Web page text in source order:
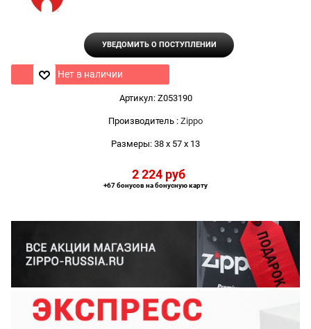
УВЕДОМИТЬ О ПОСТУПЛЕНИИ
Нет в наличии
Артикул: Z053190
Производитель : Zippo
Размеры: 38 x 57 x 13
2 224 руб
+67 бонусов на бонусную карту